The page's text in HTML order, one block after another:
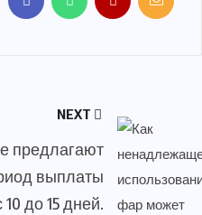
NEXT
предлагают
выплаты
до 15 дней.